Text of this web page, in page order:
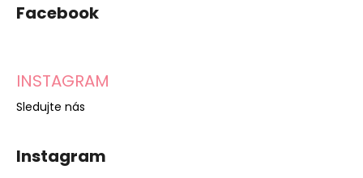
Facebook
INSTAGRAM
Sledujte nás
Instagram